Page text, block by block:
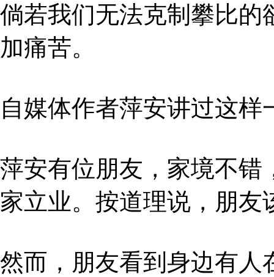
倘若我们无法克制攀比的
加痛苦。
自媒体作者萍安讲过这样
萍安有位朋友，家境不错
家立业。按道理说，朋友
然而，朋友看到身边有人